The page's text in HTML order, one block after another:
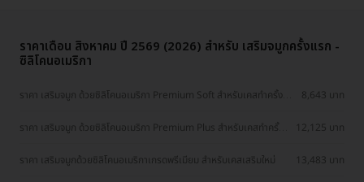
ราคาเดือน สิงหาคม ปี 2569 (2026) สำหรับ เสริมจมูกครั้งแรก -
ซิลิโคนอเมริกา
ราคา เสริมจมูก ด้วยซิลิโคนอเมริกา Premium Soft สำหรับเคสทำครั้ง
8,643 บาท
ราคา เสริมจมูก ด้วยซิลิโคนอเมริกา Premium Plus สำหรับเคสทำครั้ง
12,125 บาท
ราคา เสริมจมูกด้วยซิลิโคนอเมริกาเกรดพรีเมียม สำหรับเคสเสริมใหม่ 13,483 บาท